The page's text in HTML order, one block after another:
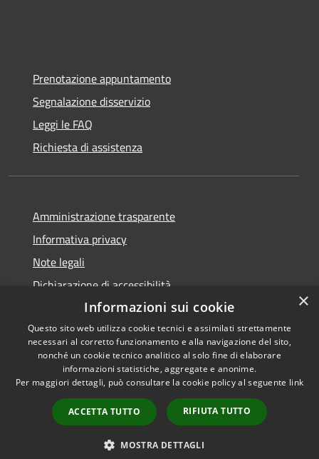
Prenotazione appuntamento
Segnalazione disservizio
Leggi le FAQ
Richiesta di assistenza
Amministrazione trasparente
Informativa privacy
Note legali
Dichiarazione di accessibilità
Accessibilità
Privacy
Mappa del sito
WhatsApp Cerreto
Copyright © 2026 • Comune di
Cerreto Guidi • Powered by
Municipium
Accesso
redazione
×
Informazioni sui cookie
Questo sito web utilizza cookie tecnici e assimilati strettamente
necessari al corretto funzionamento e alla navigazione del sito,
nonché un cookie tecnico analitico al solo fine di elaborare
informazioni statistiche, aggregate e anonime.
Per maggiori dettagli, può consultare la cookie policy al seguente link
ACCETTA TUTTO RIFIUTA TUTTO
MOSTRA DETTAGLI